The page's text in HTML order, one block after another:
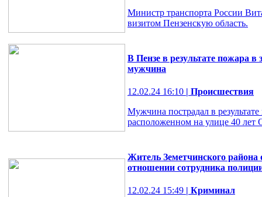
Министр транспорта России
визитом Пензенскую область.
В Пензе в результате пожара
мужчина
12.02.24 16:10 | Происшествия
Мужчина пострадал в
расположенном на улице 40 лет
Житель Земетчинского района
отношении сотрудника
12.02.24 15:49 | Криминал